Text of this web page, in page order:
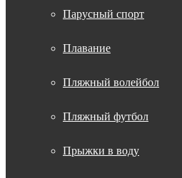
Парусный спорт
Плавание
Пляжный волейбол
Пляжный футбол
Прыжки в воду